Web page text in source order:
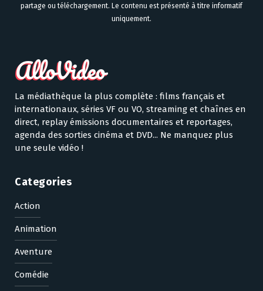
partage ou téléchargement. Le contenu est présenté à titre informatif
uniquement.
La médiathèque la plus complète : films français et
internationaux, séries VF ou VO, streaming et chaînes en
direct, replay émissions documentaires et reportages,
agenda des sorties cinéma et DVD... Ne manquez plus
une seule vidéo !
Categories
Action
Animation
Aventure
Comédie